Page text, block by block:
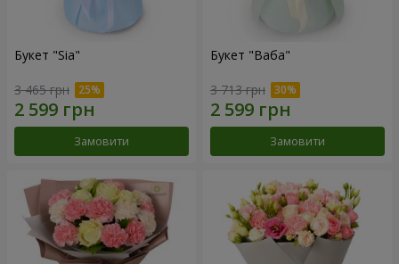
Букет "Sia"
3 465 грн
Замовити
Букет "Ваба"
3 713 грн
Замовити